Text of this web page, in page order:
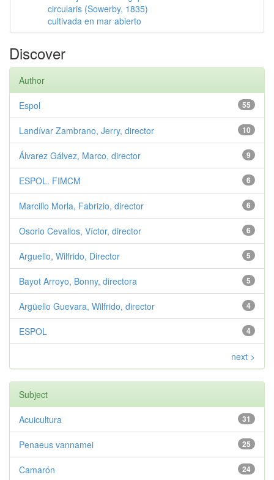
circularis (Sowerby, 1835)
cultivada en mar abierto
Discover
Author
55
Espol
10
Landívar Zambrano, Jerry, director
9
Álvarez Gálvez, Marco, director
6
ESPOL. FIMCM
6
Marcillo Morla, Fabrizio, director
6
Osorio Cevallos, Víctor, director
5
Arguello, Wilfrido, Director
5
Bayot Arroyo, Bonny, directora
4
Argüello Guevara, Wilfrido, director
4
ESPOL
next >
Subject
31
Acuicultura
25
Penaeus vannamei
24
Camarón